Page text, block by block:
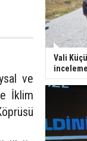
ve
İklim
Vali